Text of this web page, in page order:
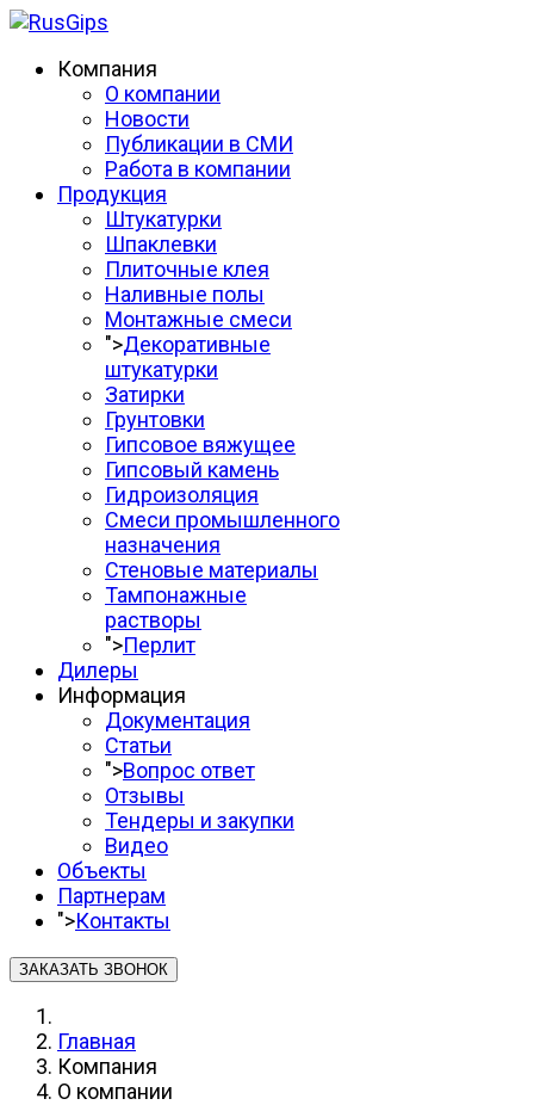
Компания
О компании
Новости
Публикации в СМИ
Работа в компании
Продукция
Штукатурки
Шпаклевки
Плиточные клея
Наливные полы
Монтажные смеси
">Декоративные
штукатурки
Затирки
Грунтовки
Гипсовое вяжущее
Гипсовый камень
Гидроизоляция
Смеси промышленного
назначения
Стеновые материалы
Тампонажные
растворы
">Перлит
Дилеры
Информация
Документация
Статьи
">Вопрос ответ
Отзывы
Тендеры и закупки
Видео
Объекты
Партнерам
">Контакты
ЗАКАЗАТЬ ЗВОНОК
Главная
Компания
О компании